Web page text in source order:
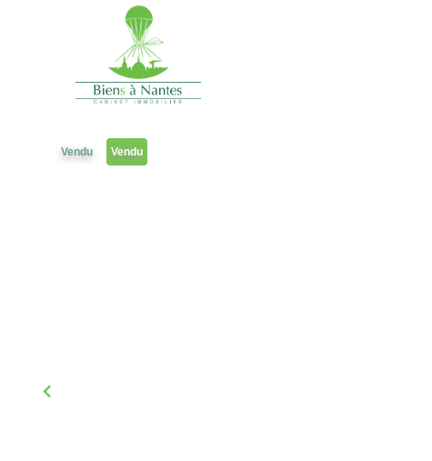
Maison Référence 1731LT
Vendu Vendu